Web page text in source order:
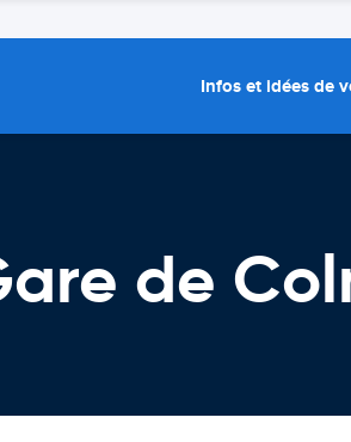
Infos et idées de
de